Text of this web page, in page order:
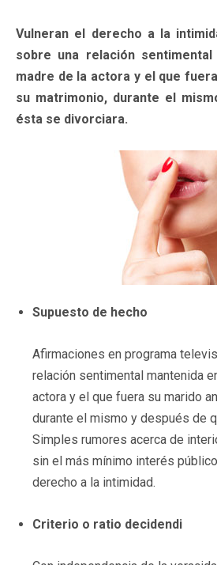
Vulneran el derecho a la
sobre una relación
madre de la actora y el que
su matrimonio, durante el
ésta se divorciara.
Supuesto de hecho
Afirmaciones en programa
relación sentimental mantenida
actora y el que fuera su marido
durante el mismo y después de
Simples rumores acerca de
sin el más mínimo interés
derecho a la intimidad.
Criterio o ratio decidendi